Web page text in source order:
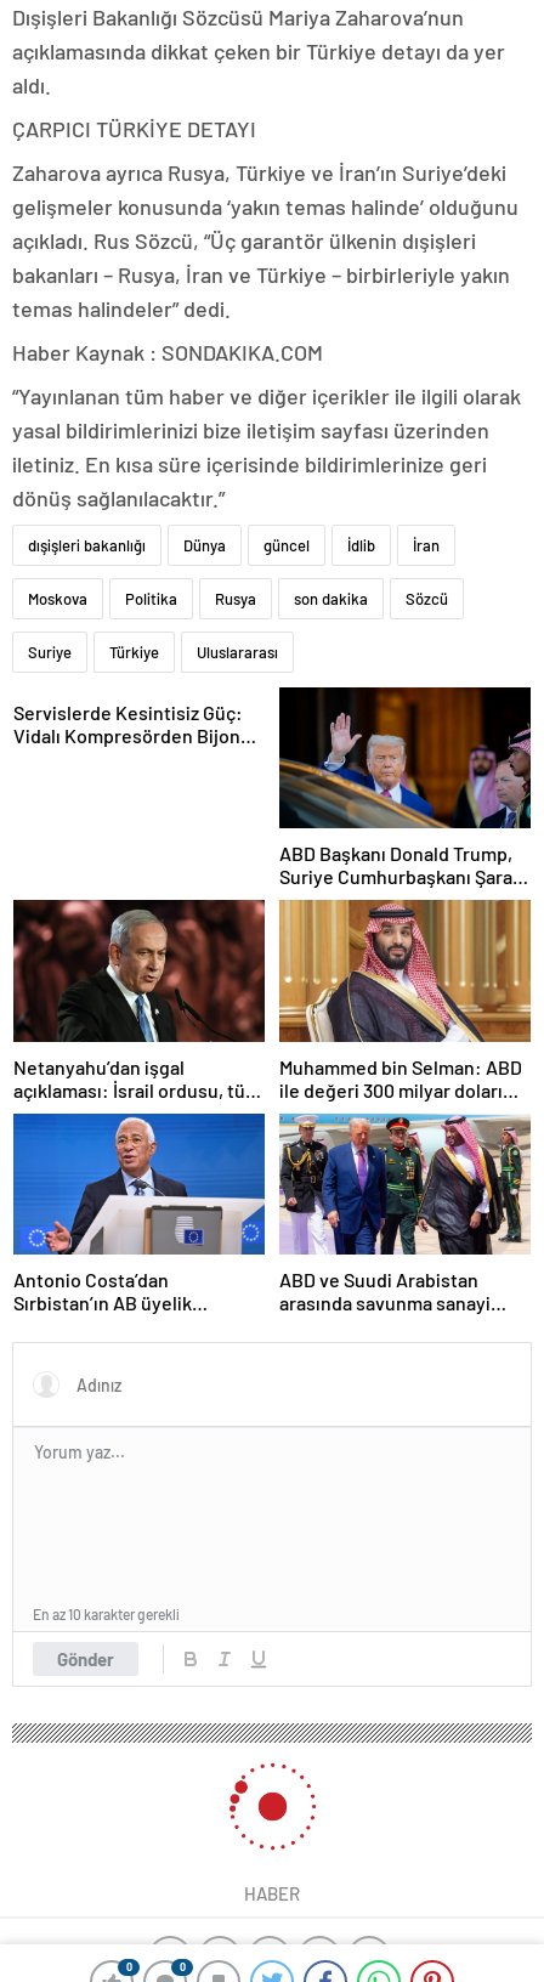
0 0
Dışişleri Bakanlığı Sözcüsü Mariya Zaharova’nun
açıklamasında dikkat çeken bir Türkiye detayı da yer
aldı.
ÇARPICI TÜRKİYE DETAYI
Zaharova ayrıca Rusya, Türkiye ve İran’ın Suriye’deki
gelişmeler konusunda ‘yakın temas halinde’ olduğunu
açıkladı. Rus Sözcü, “Üç garantör ülkenin dışişleri
bakanları – Rusya, İran ve Türkiye – birbirleriyle yakın
temas halindeler” dedi.
Haber Kaynak : SONDAKIKA.COM
“Yayınlanan tüm haber ve diğer içerikler ile ilgili olarak
yasal bildirimlerinizi bize iletişim sayfası üzerinden
iletiniz. En kısa süre içerisinde bildirimlerinize geri
dönüş sağlanılacaktır.”
dışişleri bakanlığı Dünya güncel İdlib İran
Moskova Politika Rusya son dakika Sözcü
Suriye Türkiye Uluslararası
Servislerde Kesintisiz Güç:
Vidalı Kompresörden Bijon
ABD Başkanı Donald Trump,
Suriye Cumhurbaşkanı Şara
ile görüşecek
Netanyahu’dan işgal
açıklaması: İsrail ordusu, tüm
gücüyle Gazze’ye girecek
Muhammed bin Selman: ABD
ile değeri 300 milyar doları
aşan anlaşmalar imzaladık
Antonio Costa’dan
Sırbistan’ın AB üyelik
ABD ve Suudi Arabistan
arasında savunma sanayi
Gönder
En az 10 karakter gerekli
HABER